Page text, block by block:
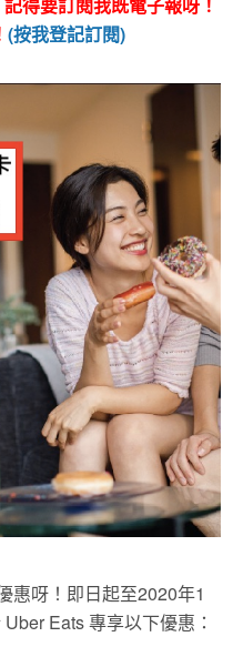
(按我登記訂閱)
惠呀！即日起至2020年1
Eats 專享以下優惠：